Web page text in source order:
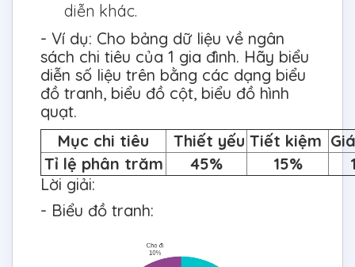
diễn khác.
- Ví dụ: Cho bảng dữ liệu về ngân
sách chi tiêu của 1 gia đình. Hãy biểu
diễn số liệu trên bằng các dạng biểu
đồ tranh, biểu đồ cột, biểu đồ hình
quạt.
Mục chi tiêu
Thiết yếu Tiết kiệm
Tỉ lệ phân trăm
45% 15%
Lời giải:
- Biểu đồ tranh: